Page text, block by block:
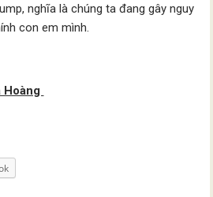
nghĩa là chúng ta đang gây nguy
con em mình.
Hoàng